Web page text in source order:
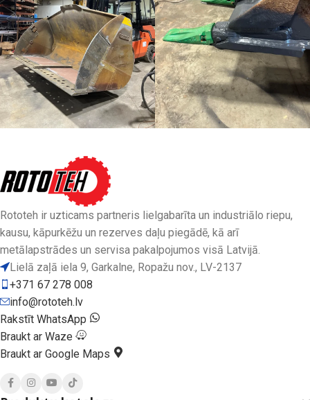
Rototeh ir uzticams partneris lielgabarīta un industriālo riepu,
kausu, kāpurkēžu un rezerves daļu piegādē, kā arī
metālapstrādes un servisa pakalpojumos visā Latvijā.
Lielā zaļā iela 9, Garkalne, Ropažu nov., LV-2137
+371 67 278 008
info@rototeh.lv
Rakstīt WhatsApp
Braukt ar Waze
Braukt ar Google Maps